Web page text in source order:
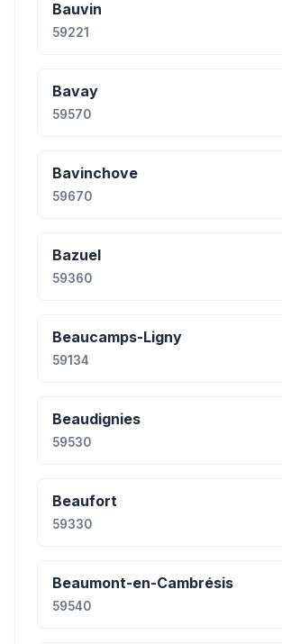
Bauvin
59221
Bavay
59570
Bavinchove
59670
Bazuel
59360
Beaucamps-Ligny
59134
Beaudignies
59530
Beaufort
59330
Beaumont-en-Cambrésis
59540